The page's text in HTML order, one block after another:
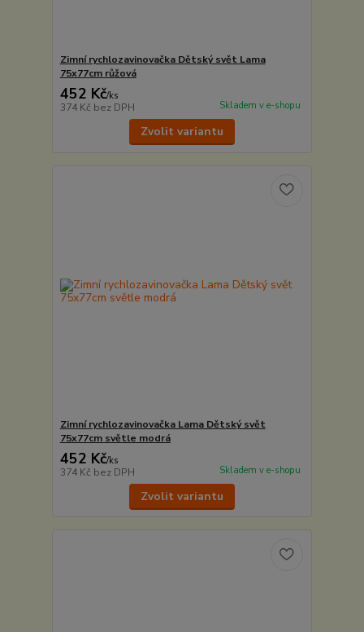
Zimní rychlozavinovačka Dětský svět Lama
75x77cm růžová
452 Kč/ks
374 Kč bez DPH Skladem v e-shopu
Zvolit variantu
Zimní rychlozavinovačka Lama Dětský svět
75x77cm světle modrá
452 Kč/ks
374 Kč bez DPH Skladem v e-shopu
Zvolit variantu